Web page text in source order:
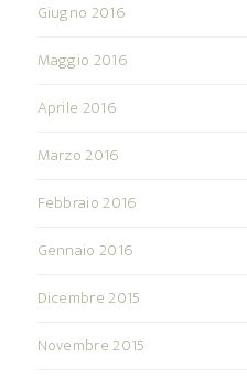
Giugno 2016
Maggio 2016
Aprile 2016
Marzo 2016
Febbraio 2016
Gennaio 2016
Dicembre 2015
Novembre 2015